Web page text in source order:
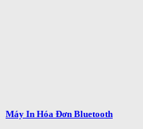
Máy In Hóa Đơn Bluetooth